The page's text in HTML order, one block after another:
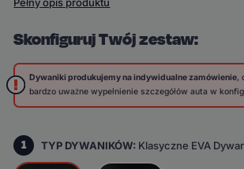
Skonfiguruj Twój zestaw:
Dywaniki produkujemy na indywidualne zamówienie,
bardzo uważne wypełnienie szczegółów auta w
1 TYP DYWANIKÓW: Klasyczne EVA
Pełny opis produktu